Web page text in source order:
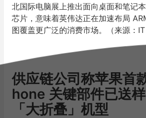
北国际电脑展上推出面向桌面和笔记
芯片，意味着英伟达正在加速布局
图覆盖更广泛的消费市场。（来源：IT
供应链公司称苹果首
hone 关键部件已送
「大折叠」机型